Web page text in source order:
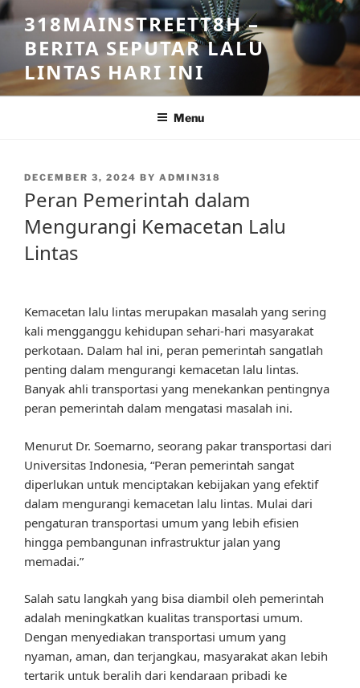
Skip
to
content
318MAINSTREETT8H –
BERITA SEPUTAR LALU
LINTAS HARI INI
Menu
POSTED
DECEMBER 3, 2024 BY ADMIN318
Peran Pemerintah dalam
Mengurangi Kemacetan Lalu
Lintas
Kemacetan lalu lintas merupakan masalah yang sering
kali mengganggu kehidupan sehari-hari masyarakat
perkotaan. Dalam hal ini, peran pemerintah sangatlah
penting dalam mengurangi kemacetan lalu lintas.
Banyak ahli transportasi yang menekankan pentingnya
peran pemerintah dalam mengatasi masalah ini.
Menurut Dr. Soemarno, seorang pakar transportasi dari
Universitas Indonesia, “Peran pemerintah sangat
diperlukan untuk menciptakan kebijakan yang efektif
dalam mengurangi kemacetan lalu lintas. Mulai dari
pengaturan transportasi umum yang lebih efisien
hingga pembangunan infrastruktur jalan yang
memadai.”
Salah satu langkah yang bisa diambil oleh pemerintah
adalah meningkatkan kualitas transportasi umum.
Dengan menyediakan transportasi umum yang
nyaman, aman, dan terjangkau, masyarakat akan lebih
tertarik untuk beralih dari kendaraan pribadi ke